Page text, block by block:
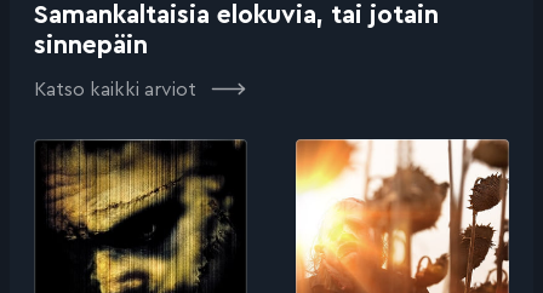
Samankaltaisia elokuvia, tai jotain
sinnepäin
Katso kaikki arviot